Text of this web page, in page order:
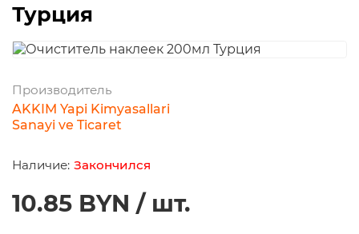
Турция
Производитель
AKKIM Yapi Kimyasallari
Sanayi ve Ticaret
Закончился
10.85 BYN / шт.